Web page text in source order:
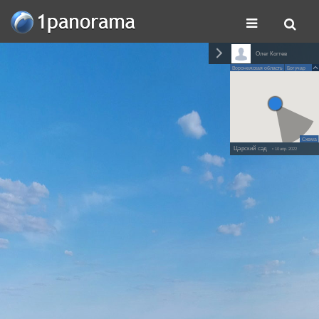
Олег Когтев
Воронежская область Богучар
Схема
Царский сад • 10 апр. 2022